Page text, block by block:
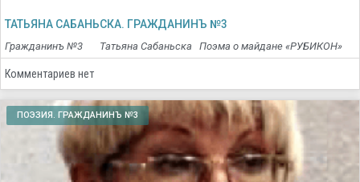
ТАТЬЯНА САБАНЬСКА. ГРАЖДАНИНЪ №3
Гражданинъ №3 Татьяна Сабаньска Поэма о майдане «РУБИКОН»
Комментариев нет
ПОЭЗИЯ. ГРАЖДАНИНЪ №3